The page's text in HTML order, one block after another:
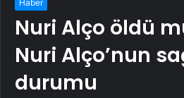
Haber
Nuri Alço öldü
Nuri Alço’nun
durumu